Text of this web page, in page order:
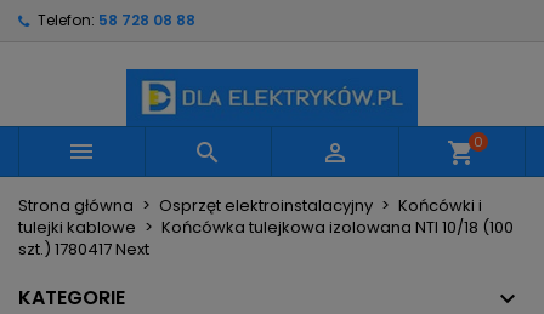
Telefon: 58 728 08 88
   shopping_cart0
Strona główna Osprzęt elektroinstalacyjny
Końcówki i
tulejki kablowe
Końcówka tulejkowa izolowana NTI 10/18 (100
szt.) 1780417 Next
KATEGORIE
Utwórz nową listę
Nazwa listy życzeń
Anuluj Utwórz listę życzeń
Musisz być zalogowany by zapisać produkty na
swojej liście życzeń.
Anuluj Zaloguj się